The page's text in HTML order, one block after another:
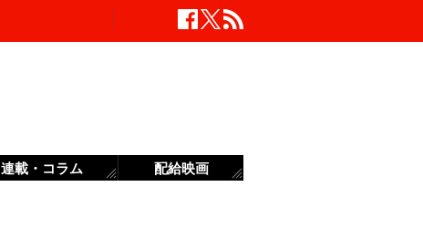
連載・コラム 配給映画